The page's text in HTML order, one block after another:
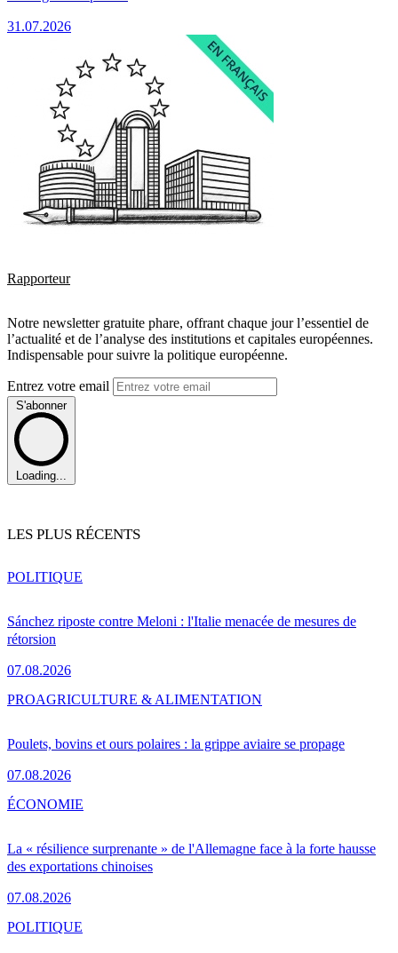
31.07.2026
Rapporteur
Notre newsletter gratuite phare, offrant chaque jour l’essentiel de
l’actualité et de l’analyse des institutions et capitales européennes.
Indispensable pour suivre la politique européenne.
Entrez votre email
S'abonner
Loading...
LES PLUS RÉCENTS
Sánchez riposte contre Meloni : l'Italie menacée de mesures de
rétorsion
07.08.2026
POLITIQUE
Poulets, bovins et ours polaires : la grippe aviaire se propage
07.08.2026
PROAGRICULTURE & ALIMENTATION
La « résilience surprenante » de l'Allemagne face à la forte hausse
des exportations chinoises
07.08.2026
ÉCONOMIE
POLITIQUE